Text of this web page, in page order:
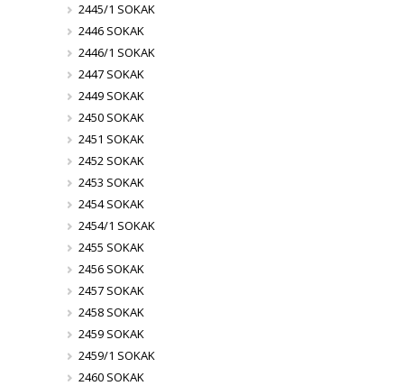
2445/1 SOKAK
2446 SOKAK
2446/1 SOKAK
2447 SOKAK
2449 SOKAK
2450 SOKAK
2451 SOKAK
2452 SOKAK
2453 SOKAK
2454 SOKAK
2454/1 SOKAK
2455 SOKAK
2456 SOKAK
2457 SOKAK
2458 SOKAK
2459 SOKAK
2459/1 SOKAK
2460 SOKAK